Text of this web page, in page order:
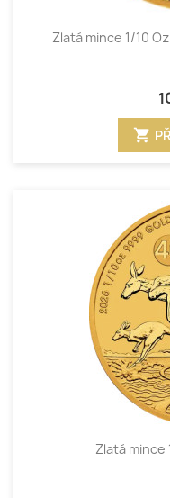
Zlatá mince 1/10
shopping_cart
Zlatá mince